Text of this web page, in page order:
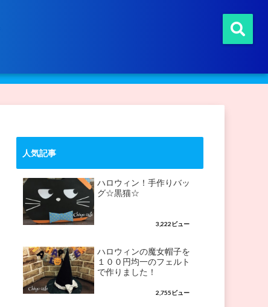
人気記事
ハロウィン！手作りバッ
グ☆黒猫☆
3,222ビュー
ハロウィンの魔女帽子を
１００円均一のフェルト
で作りました！
2,755ビュー